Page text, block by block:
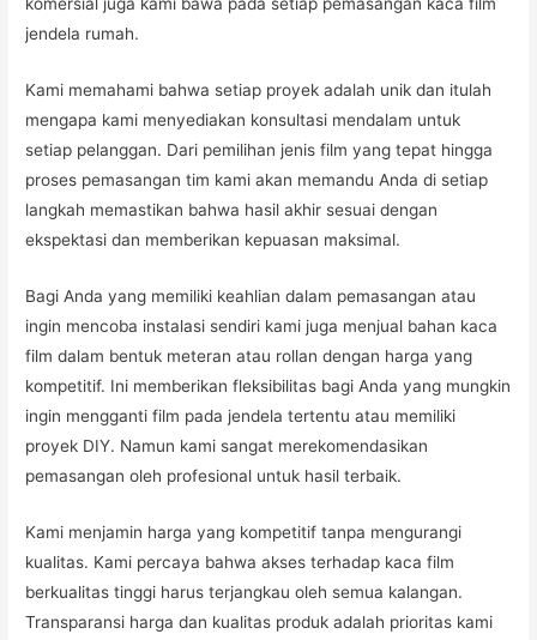
komersial juga kami bawa pada setiap pemasangan kaca film
jendela rumah.
Kami memahami bahwa setiap proyek adalah unik dan itulah
mengapa kami menyediakan konsultasi mendalam untuk
setiap pelanggan. Dari pemilihan jenis film yang tepat hingga
proses pemasangan tim kami akan memandu Anda di setiap
langkah memastikan bahwa hasil akhir sesuai dengan
ekspektasi dan memberikan kepuasan maksimal.
Bagi Anda yang memiliki keahlian dalam pemasangan atau
ingin mencoba instalasi sendiri kami juga menjual bahan kaca
film dalam bentuk meteran atau rollan dengan harga yang
kompetitif. Ini memberikan fleksibilitas bagi Anda yang mungkin
ingin mengganti film pada jendela tertentu atau memiliki
proyek DIY. Namun kami sangat merekomendasikan
pemasangan oleh profesional untuk hasil terbaik.
Kami menjamin harga yang kompetitif tanpa mengurangi
kualitas. Kami percaya bahwa akses terhadap kaca film
berkualitas tinggi harus terjangkau oleh semua kalangan.
Transparansi harga dan kualitas produk adalah prioritas kami